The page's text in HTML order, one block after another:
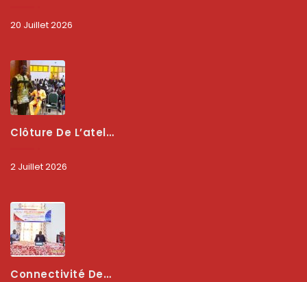
20 Juillet 2026
Clôture De L’atelier National : L’ARCEP Et Les Collectivités Territoriales Consolident Leur Partenariat Pour Booster La Qualité Des Services Numériques
2 Juillet 2026
Connectivité Des Territoires : L’ARCEP Et Les Collectivités Territoriales Scellent Un Pacte Stratégique À Bobo-Dioulasso Pour Booster La Qualité Des Réseaux